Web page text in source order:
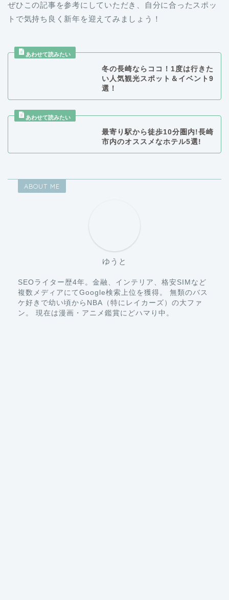
ぜひこの記事を参考にしていただき、自分に合ったスポッ
トで気持ち良く新年を迎えてみましょう！
冬の長崎ならココ！1度は行きた
い人気観光スポット＆イベント9
選！
最寄り駅から徒歩10分圏内!長崎
市内のオススメなホテル5選!
ABOUT ME
ゆうと
SEOライター歴4年。金融、インテリア、格安SIMなど
複数メディアにてGoogle検索上位を獲得。 無類のバス
ケ好きで幼い頃からNBA（特にレイカーズ）の大ファ
ン。 現在は漫画・アニメ鑑賞にどハマり中。